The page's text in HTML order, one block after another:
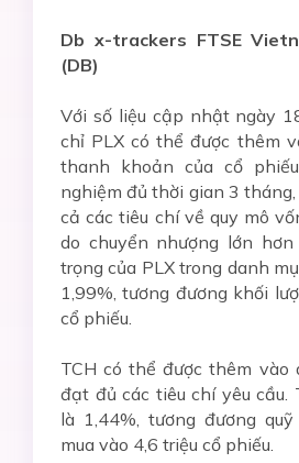
Db x-trackers FTSE
(DB)
Với số liệu cập nhật ngày
chỉ PLX có thể được thêm
thanh khoản của cổ
nghiệm đủ thời gian 3
cả các tiêu chí về quy mô
do chuyển nhượng lớn
trọng của PLX trong danh
1,99%, tương đương khối
cổ phiếu.
TCH có thể được thêm vào
đạt đủ các tiêu chí yêu cầu.
là 1,44%, tương đương
mua vào 4,6 triệu cổ phiếu.